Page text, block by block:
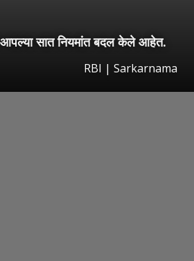
सात नियमांत बदल केले आहेत.
RBI | Sarkarnama